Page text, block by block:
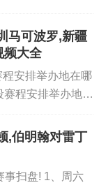
拉。比赛结果
，全取三分后
势。
场4比1大胜比
西助攻苏亚雷
巴萨终结连平
维拉、里昂、布
7支球队都是2
马可波罗,新疆
频大全
安排举办地在哪
赛程安排举办地在
联赛（CBA）第
深圳马可波罗
,伯明翰对雷丁
事扫盘! 1、周六